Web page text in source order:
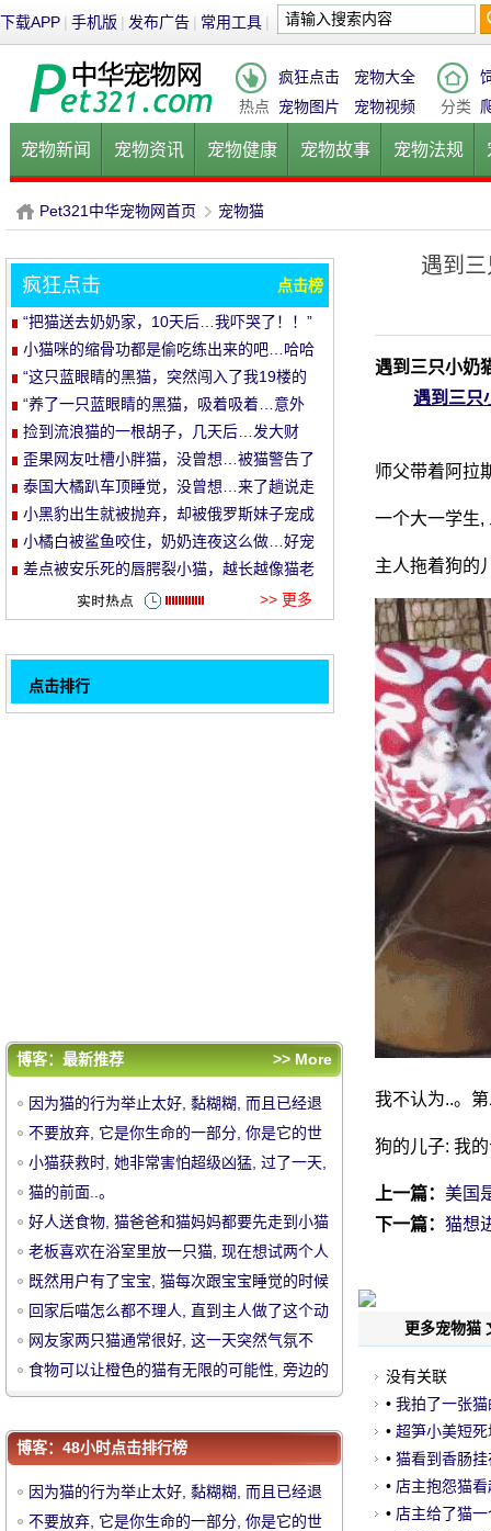
下载APP | 手机版 | 发布广告 | 常用工具 |
热点
疯狂点击
宠物大全
宠物图片
宠物视频 分类
宠物新闻 宠物资讯 宠物健康 宠物故事 宠物法规
健康饮食 宠物美容 宠物医院
P
et
中
华
Pet321中华宠物网首页
›
宠物猫
遇到
遇到三只小奶
遇到三只
师父带着阿拉
一个大一学生,
主人拖着狗的
我不认为..。
狗的儿子: 我
上一篇： 美国
下一篇： 猫想
更多宠物猫
没有关联
• 我拍了一张
• 超笋小美短
• 猫看到香肠
是.....。
• 店主抱怨猫
到照片上的笑
• 店主给了猫
疯狂点击 点击榜
“把猫送去奶奶家，10天后…我吓哭了！！”
小猫咪的缩骨功都是偷吃练出来的吧…哈哈
哈
“这只蓝眼睛的黑猫，突然闯入了我19楼的
家里…”
“养了一只蓝眼睛的黑猫，吸着吸着…意外
发生了！”
捡到流浪猫的一根胡子，几天后…发大财
了！
歪果网友吐槽小胖猫，没曾想…被猫警告了
哈哈哈
泰国大橘趴车顶睡觉，没曾想…来了趟说走
就走的旅行哈哈哈！
小黑豹出生就被抛弃，却被俄罗斯妹子宠成
了铁憨憨！
小橘白被鲨鱼咬住，奶奶连夜这么做…好宠
溺！
差点被安乐死的唇腭裂小猫，越长越像猫老
>> 更多
点击排行
黑色已经被惊呆了 ~
评论排行
它的变化已经融化了人们.....。
猫的前面..。
好人送食物, 猫爸爸和猫妈妈都要先走到小猫
一边吃.....。
老板喜欢在浴室里放一只猫, 现在想试两个人
一起, 结果.....。
既然用户有了宝宝, 猫每次跟宝宝睡觉的时候
一起睡, 那么暖和.....。
回家后喵怎么都不理人, 直到主人做了这个动
作, 瞬间绽放!
网友家两只猫通常很好, 这一天突然气氛不
好, 准备过去的续集, 结果.....。
食物可以让橙色的猫有无限的可能性, 旁边的
博客：最新推荐 >> More
因为猫的行为举止太好, 黏糊糊, 而且已经退
养5次了, 你知道我们有多想要一只黏糊糊的
猫吗？
不要放弃, 它是你生命的一部分, 你是它的世
界!
小猫获救时, 她非常害怕超级凶猛, 过了一天,
它的变化已经融化了人们.....。
猫的前面..。
好人送食物, 猫爸爸和猫妈妈都要先走到小猫
一边吃.....。
老板喜欢在浴室里放一只猫, 现在想试两个人
一起, 结果.....。
既然用户有了宝宝, 猫每次跟宝宝睡觉的时候
一起睡, 那么暖和.....。
回家后喵怎么都不理人, 直到主人做了这个动
作, 瞬间绽放!
网友家两只猫通常很好, 这一天突然气氛不
好, 准备过去的续集, 结果.....。
食物可以让橙色的猫有无限的可能性, 旁边的
黑色已经被惊呆了 ~
博客：48小时点击排行榜
因为猫的行为举止太好, 黏糊糊, 而且已经退
养5次了, 你知道我们有多想要一只黏糊糊的
不要放弃, 它是你生命的一部分, 你是它的世